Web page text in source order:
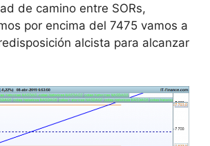
de camino entre SORs,
por encima del 7475 vamos a
alcista para alcanzar